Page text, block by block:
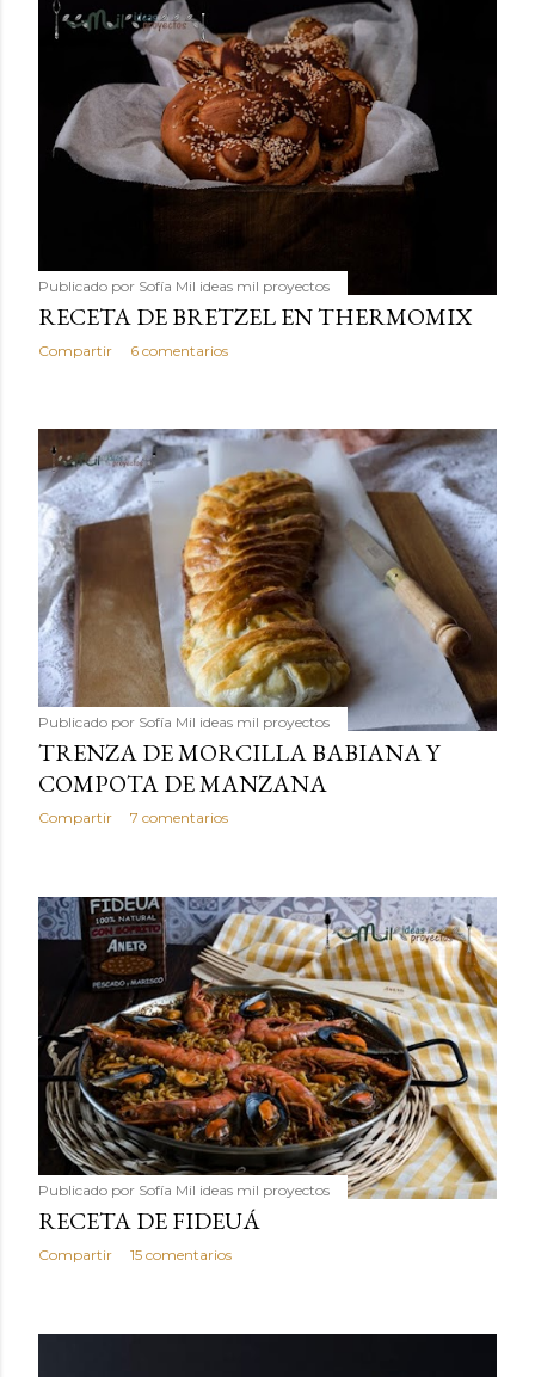
Publicado por Sofía Mil ideas mil proyectos
RECETA DE BRETZEL EN THERMOMIX
Compartir 6 comentarios
Publicado por Sofía Mil ideas mil proyectos
TRENZA DE MORCILLA BABIANA Y
COMPOTA DE MANZANA
Compartir 7 comentarios
Publicado por Sofía Mil ideas mil proyectos
RECETA DE FIDEUÁ
Compartir 15 comentarios